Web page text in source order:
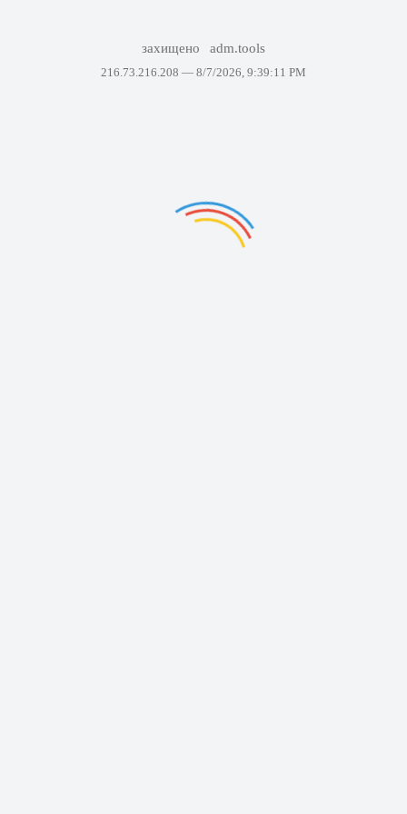
захищено adm.tools
216.73.216.208 — 8/7/2026, 9:39:11 PM